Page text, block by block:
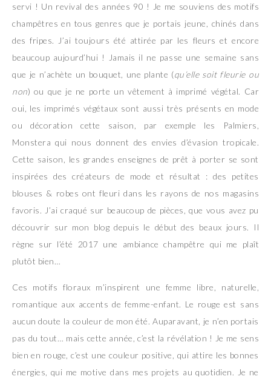
servi ! Un revival des années 90 ! Je me souviens des motifs
champêtres en tous genres que je portais jeune, chinés dans
des fripes. J’ai toujours été attirée par les fleurs et encore
beaucoup aujourd’hui ! Jamais il ne passe une semaine sans
que je n’achète un bouquet, une plante (qu’elle soit fleurie ou
non) ou que je ne porte un vêtement à imprimé végétal. Car
oui, les imprimés végétaux sont aussi très présents en mode
ou décoration cette saison, par exemple les Palmiers,
Monstera qui nous donnent des envies d’évasion tropicale.
Cette saison, les grandes enseignes de prêt à porter se sont
inspirées des créateurs de mode et résultat : des petites
blouses & robes ont fleuri dans les rayons de nos magasins
favoris. J’ai craqué sur beaucoup de pièces, que vous avez pu
découvrir sur mon blog depuis le début des beaux jours. Il
règne sur l’été 2017 une ambiance champêtre qui me plaît
plutôt bien…
Ces motifs floraux m’inspirent une femme libre, naturelle,
romantique aux accents de femme-enfant. Le rouge est sans
aucun doute la couleur de mon été. Auparavant, je n’en portais
pas du tout… mais cette année, c’est la révélation ! Je me sens
bien en rouge, c’est une couleur positive, qui attire les bonnes
énergies, qui me motive dans mes projets au quotidien. Je ne